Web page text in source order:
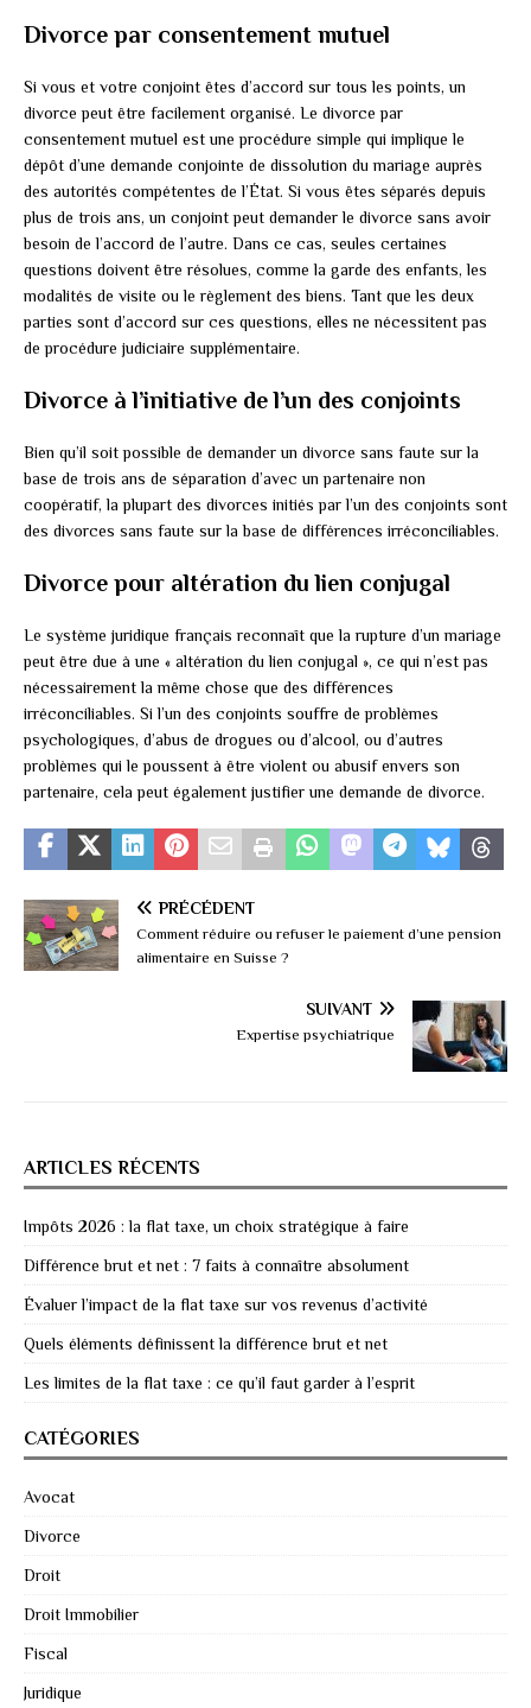
Divorce par consentement mutuel
Si vous et votre conjoint êtes d’accord sur tous les points, un
divorce peut être facilement organisé. Le divorce par
consentement mutuel est une procédure simple qui implique le
dépôt d’une demande conjointe de dissolution du mariage auprès
des autorités compétentes de l’État. Si vous êtes séparés depuis
plus de trois ans, un conjoint peut demander le divorce sans avoir
besoin de l’accord de l’autre. Dans ce cas, seules certaines
questions doivent être résolues, comme la garde des enfants, les
modalités de visite ou le règlement des biens. Tant que les deux
parties sont d’accord sur ces questions, elles ne nécessitent pas
de procédure judiciaire supplémentaire.
Divorce à l’initiative de l’un des conjoints
Bien qu’il soit possible de demander un divorce sans faute sur la
base de trois ans de séparation d’avec un partenaire non
coopératif, la plupart des divorces initiés par l’un des conjoints sont
des divorces sans faute sur la base de différences irréconciliables.
Divorce pour altération du lien conjugal
Le système juridique français reconnaît que la rupture d’un mariage
peut être due à une « altération du lien conjugal », ce qui n’est pas
nécessairement la même chose que des différences
irréconciliables. Si l’un des conjoints souffre de problèmes
psychologiques, d’abus de drogues ou d’alcool, ou d’autres
problèmes qui le poussent à être violent ou abusif envers son
partenaire, cela peut également justifier une demande de divorce.
PRÉCÉDENT
Comment réduire ou refuser le paiement d’une pension
alimentaire en Suisse ?
SUIVANT
Expertise psychiatrique
ARTICLES RÉCENTS
Impôts 2026 : la flat taxe, un choix stratégique à faire
Différence brut et net : 7 faits à connaître absolument
Évaluer l’impact de la flat taxe sur vos revenus d’activité
Quels éléments définissent la différence brut et net
Les limites de la flat taxe : ce qu’il faut garder à l’esprit
CATÉGORIES
Avocat
Divorce
Droit
Droit Immobilier
Fiscal
Juridique